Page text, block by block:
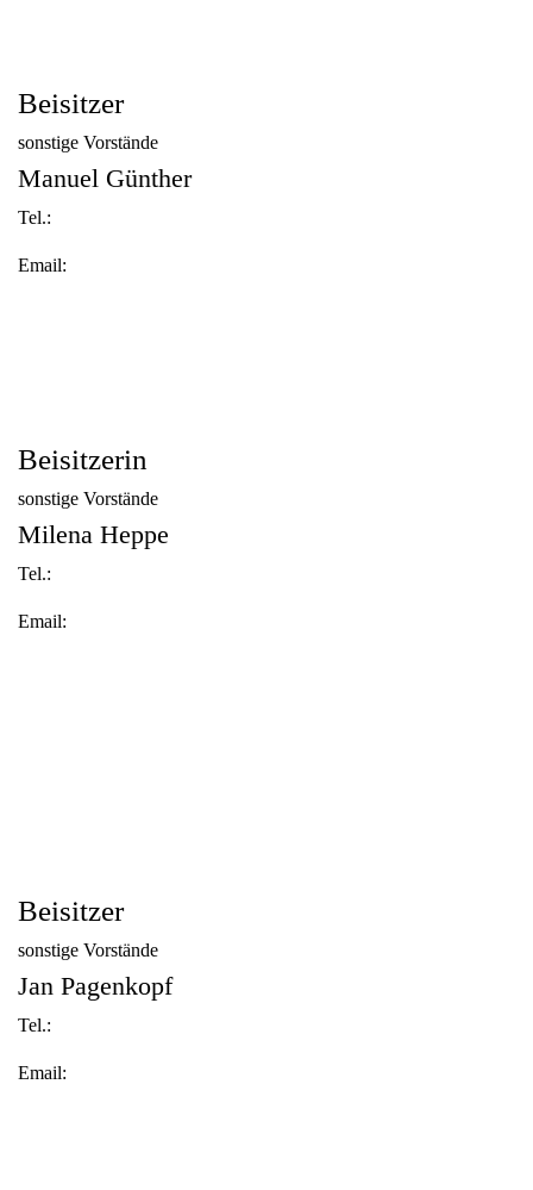
Beisitzer
sonstige Vorstände
Manuel Günther
Tel.:
Email:
Beisitzerin
sonstige Vorstände
Milena Heppe
Tel.:
Email:
Beisitzer
sonstige Vorstände
Jan Pagenkopf
Tel.:
Email: